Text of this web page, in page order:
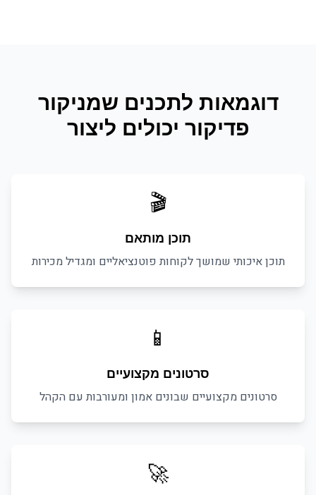
דוגמאות לתכנים שמניקור
פדיקור יכולים ליצור
🎬
תוכן מותאם
תוכן איכותי שמושך לקוחות פוטנציאליים ומגדיל מכירות
📱
סרטונים מקצועיים
סרטונים מקצועיים שבונים אמון ומעורבות עם הקהל
🚀